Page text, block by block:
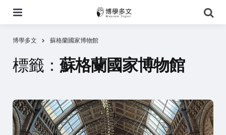
尋
博學多文 蘇格蘭國家博物館
標籤： 蘇格蘭國家博物館